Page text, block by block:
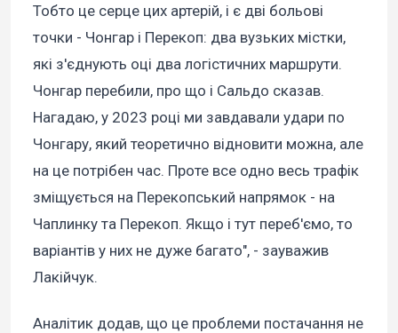
Тобто це серце цих артерій, і є дві больові
точки - Чонгар і Перекоп: два вузьких містки,
які з'єднують оці два логістичних маршрути.
Чонгар перебили, про що і Сальдо сказав.
Нагадаю, у 2023 році ми завдавали удари по
Чонгару, який теоретично відновити можна, але
на це потрібен час. Проте все одно весь трафік
зміщується на Перекопський напрямок - на
Чаплинку та Перекоп. Якщо і тут переб'ємо, то
варіантів у них не дуже багато", - зауважив
Лакійчук.
Аналітик додав, що це проблеми постачання не